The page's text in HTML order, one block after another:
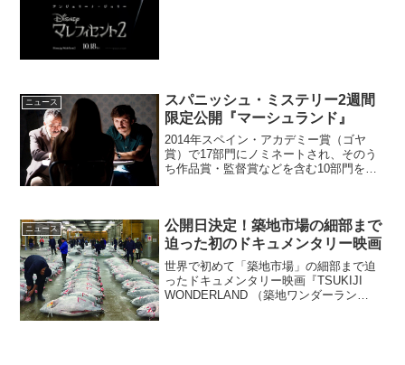
ニュース
スパニッシュ・ミステリー2週間
限定公開『マーシュランド』
2014年スペイン・アカデミー賞（ゴヤ
賞）で17部門にノミネートされ、そのう
ち作品賞・監督賞などを含む10部門をも
ヒューマ...
ニュース
公開日決定！築地市場の細部まで
迫った初のドキュメンタリー映画
世界で初めて「築地市場」の細部まで迫
ったドキュメンタリー映画『TSUKIJI
WONDERLAND （築地ワンダーラン